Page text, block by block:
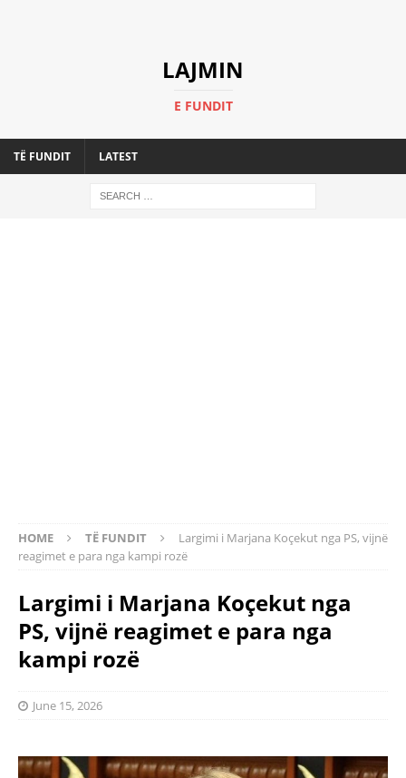
LAJMIN
E FUNDIT
TË FUNDIT LATEST
HOME TË FUNDIT
Largimi i Marjana Koçekut nga PS, vijnë
reagimet e para nga kampi rozë
Largimi i Marjana Koçekut nga
PS, vijnë reagimet e para nga
kampi rozë
June 15, 2026